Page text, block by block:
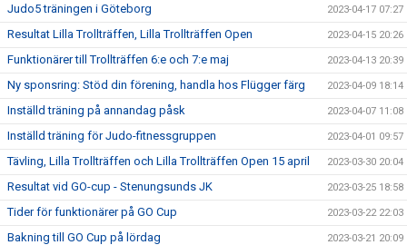
Judo5 träningen i Göteborg 2023-04-17 07:27
Resultat Lilla Trollträffen, Lilla Trollträffen Open 2023-04-15 20:26
Funktionärer till Trollträffen 6:e och 7:e maj 2023-04-13 20:39
Ny sponsring: Stöd din förening, handla hos Flügger färg 2023-04-09 18:14
Inställd träning på annandag påsk 2023-04-07 11:08
Inställd träning för Judo-fitnessgruppen 2023-04-01 09:57
Tävling, Lilla Trollträffen och Lilla Trollträffen Open 15 april 2023-03-30 20:04
Resultat vid GO-cup - Stenungsunds JK 2023-03-25 18:58
Tider för funktionärer på GO Cup 2023-03-22 22:03
Bakning till GO Cup på lördag 2023-03-21 20:09